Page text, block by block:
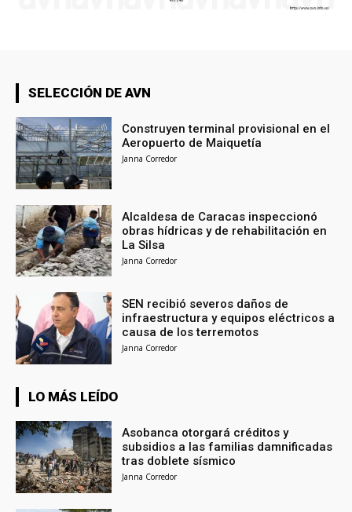
SELECCIÓN DE AVN
Construyen terminal provisional en el
Aeropuerto de Maiquetía
Janna Corredor
Alcaldesa de Caracas inspeccionó
obras hídricas y de rehabilitación en
La Silsa
Janna Corredor
SEN recibió severos daños de
infraestructura y equipos eléctricos a
causa de los terremotos
Janna Corredor
LO MÁS LEÍDO
Asobanca otorgará créditos y
subsidios a las familias damnificadas
tras doblete sísmico
Janna Corredor